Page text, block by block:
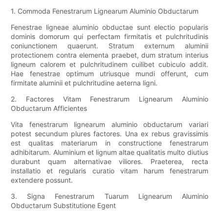
1. Commoda Fenestrarum Lignearum Aluminio Obductarum
Fenestrae ligneae aluminio obductae sunt electio popularis
dominis domorum qui perfectam firmitatis et pulchritudinis
coniunctionem quaerunt. Stratum externum aluminii
protectionem contra elementa praebet, dum stratum interius
ligneum calorem et pulchritudinem cuilibet cubiculo addit.
Hae fenestrae optimum utriusque mundi offerunt, cum
firmitate aluminii et pulchritudine aeterna ligni.
2. Factores Vitam Fenestrarum Lignearum Aluminio
Obductarum Afficientes
Vita fenestrarum lignearum aluminio obductarum variari
potest secundum plures factores. Una ex rebus gravissimis
est qualitas materiarum in constructione fenestrarum
adhibitarum. Aluminium et lignum altae qualitatis multo diutius
durabunt quam alternativae viliores. Praeterea, recta
installatio et regularis curatio vitam harum fenestrarum
extendere possunt.
3. Signa Fenestrarum Tuarum Lignearum Aluminio
Obductarum Substitutione Egent